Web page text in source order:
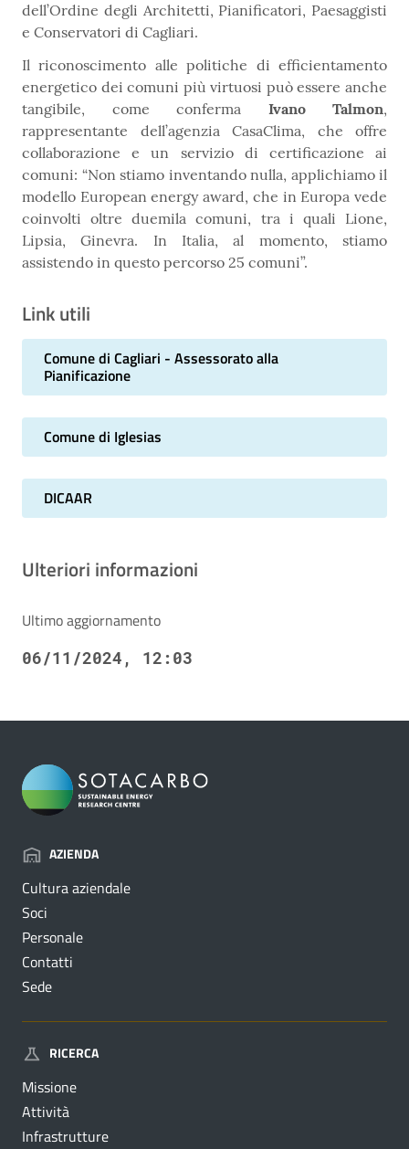
dell’Ordine degli Architetti, Pianificatori, Paesaggisti
e Conservatori di Cagliari.
Il riconoscimento alle politiche di efficientamento
energetico dei comuni più virtuosi può essere anche
tangibile, come conferma Ivano Talmon,
rappresentante dell’agenzia CasaClima, che offre
collaborazione e un servizio di certificazione ai
comuni: “Non stiamo inventando nulla, applichiamo il
modello European energy award, che in Europa vede
coinvolti oltre duemila comuni, tra i quali Lione,
Lipsia, Ginevra. In Italia, al momento, stiamo
assistendo in questo percorso 25 comuni”.
Link utili
Comune di Cagliari - Assessorato alla
Pianificazione
Comune di Iglesias
DICAAR
Ulteriori informazioni
Ultimo aggiornamento
06/11/2024, 12:03
AZIENDA
Cultura aziendale
Soci
Personale
Contatti
Sede
RICERCA
Missione
Attività
Infrastrutture